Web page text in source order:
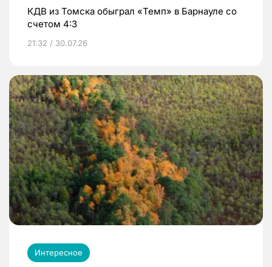
КДВ из Томска обыграл «Темп» в Барнауле со
счетом 4:3
21:32 / 30.07.26
Интересное